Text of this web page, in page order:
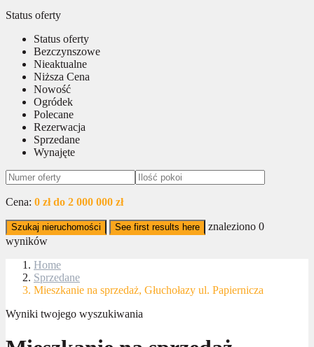
Status oferty
Status oferty
Bezczynszowe
Nieaktualne
Niższa Cena
Nowość
Ogródek
Polecane
Rezerwacja
Sprzedane
Wynajęte
Cena: 0 zł do 2 000 000 zł
Szukaj nieruchomości See first results here znaleziono 0
wyników
Home
Sprzedane
Mieszkanie na sprzedaż, Głuchołazy ul. Papiernicza
Wyniki twojego wyszukiwania